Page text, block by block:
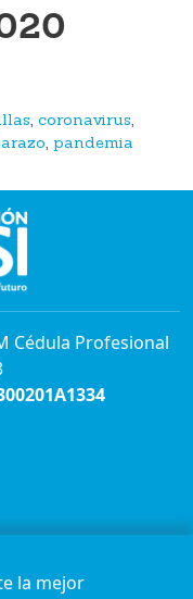
, coronavirus,
, pandemia
Cédula Profesional
la mejor